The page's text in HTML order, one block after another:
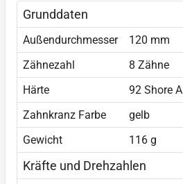
Grunddaten
Außendurchmesser
120 mm
Zähnezahl
8 Zähne
Härte
92 Shore A
Zahnkranz Farbe
gelb
Gewicht
116 g
Kräfte und Drehzahlen